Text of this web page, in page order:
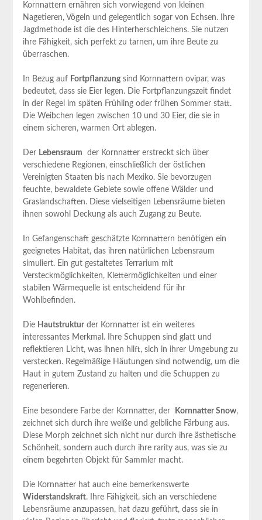
Kornnattern ernähren sich vorwiegend von kleinen
Nagetieren,‍ Vögeln und gelegentlich sogar von Echsen. Ihre
Jagdmethode ist⁣ die ⁢des Hinterherschleichens. Sie nutzen⁣
ihre Fähigkeit, sich perfekt ​zu tarnen, um ihre Beute zu
überraschen.
In Bezug auf‌ Fortpflanzungsind​ Kornnattern ovipar, was
bedeutet,⁣ dass​ sie Eier legen. Die⁣ Fortpflanzungszeit findet
in der Regel ‌im späten ‍Frühling oder frühen Sommer ⁣statt.​
Die Weibchen legen zwischen 10 und 30 ‍Eier, die sie ⁢in
einem sicheren, warmen ​Ort⁣ ablegen.
Der Lebensraum ​ der Kornnatter erstreckt sich über⁤
verschiedene Regionen, ⁢einschließlich der östlichen
Vereinigten Staaten bis nach Mexiko.‍ Sie bevorzugen
⁤feuchte, bewaldete Gebiete sowie offene ⁣Wälder und
Graslandschaften. Diese vielseitigen Lebensräume bieten
ihnen sowohl ‍Deckung ⁤als auch Zugang⁣ zu Beute.
In Gefangenschaft⁣ geschätzte Kornnattern ⁣benötigen ein
geeignetes⁣ Habitat, das ​ihren natürlichen Lebensraum
simuliert. Ein gut gestaltetes Terrarium mit
Versteckmöglichkeiten, Klettermöglichkeiten ‍und einer ​
stabilen ​Wärmequelle ist entscheidend ‌für ihr
Wohlbefinden.
Die Hautstrukturder Kornnatter ist ein weiteres
interessantes ⁣Merkmal. Ihre Schuppen sind glatt⁤ und
⁣reflektieren Licht, was ihnen ⁢hilft, sich in ihrer ‌Umgebung zu
⁤verstecken. Regelmäßige Häutungen sind notwendig,⁢ um die
​Haut in gutem Zustand zu⁢ halten und⁤ die ‌Schuppen zu
regenerieren.
Eine besondere Farbe der Kornnatter, der ‌ Kornnatter Snow,
zeichnet sich‍ durch ⁣ihre weiße und gelbliche Färbung aus.
Diese Morph zeichnet sich nicht nur durch ihre ⁤ästhetische
Schönheit, sondern auch durch ‌ihre rarity aus, was sie zu
einem begehrten Objekt für⁢ Sammler macht.
Die Kornnatter ⁢hat⁤ auch eine bemerkenswerte
Widerstandskraft. ‍Ihre Fähigkeit, sich an‌ verschiedene
Lebensräume anzupassen, ​hat dazu ​geführt, dass sie in⁤